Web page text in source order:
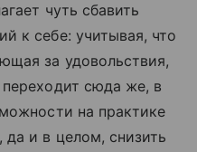
чуть сбавить
к себе: учитывая, что
за удовольствия,
сюда же, в
на практике
да и в целом, снизить